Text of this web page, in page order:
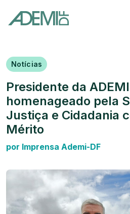
Notícias
Presidente da
homenageado pela
Justiça e Cidadania
Mérito
por Imprensa Ademi-DF